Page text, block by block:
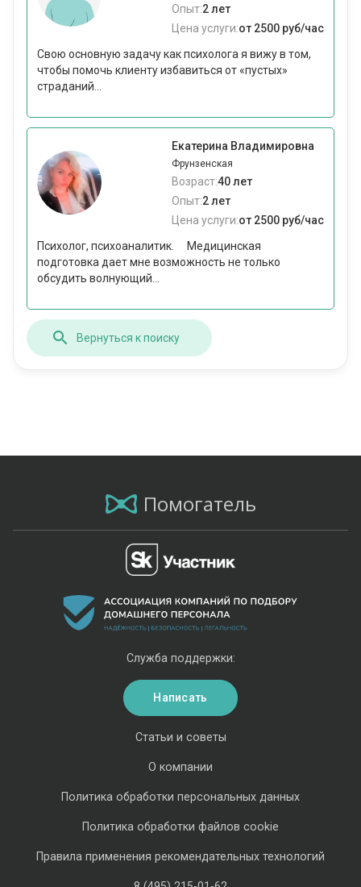
Опыт:2 лет
Цена услуги:от 2500 руб/час
Свою основную задачу как психолога я вижу в том,
чтобы помочь клиенту избавиться от «пустых»
страданий...
Екатерина Владимировна
Фрунзенская
Возраст:40 лет
Опыт:2 лет
Цена услуги:от 2500 руб/час
Психолог, психоаналитик. ⠀ ‌Медицинская
подготовка дает мне возможность не только
обсудить волнующий...
Вернуться к поиску
Помогатель
Статьи и советы
О компании
Политика обработки персональных данных
Политика обработки файлов cookie
Правила применения рекомендательных технологий
Служба поддержки:
Написать